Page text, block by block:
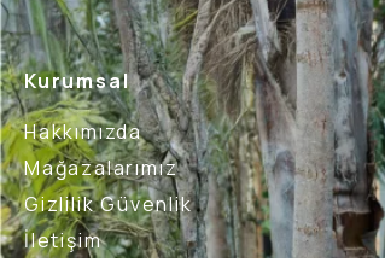
Kurumsal
Hakkımızda
Mağazalarımız
Gizlilik Güvenlik
İletişim